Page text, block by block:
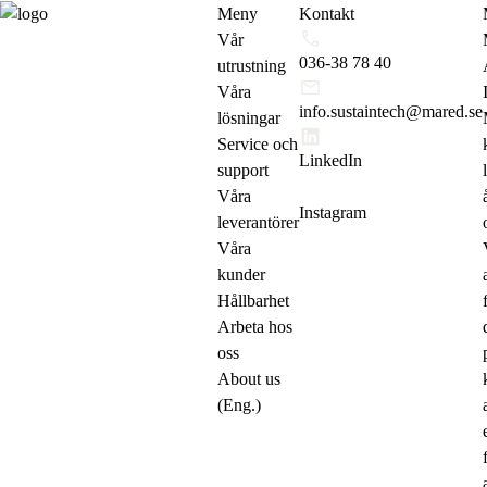
Meny
Vår
utrustning
Våra
lösningar
Service och
support
Våra
leverantörer
Våra
kunder
Hållbarhet
Arbeta hos
oss
About us
(Eng.)
Kontakt
036-38 78 40
info.sustaintech@mared.se
LinkedIn
Instagram